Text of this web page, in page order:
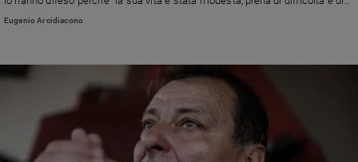
sacrifici", ma "retta da una eccezionale forza intellettuale"
Eugenio Arcidiacono